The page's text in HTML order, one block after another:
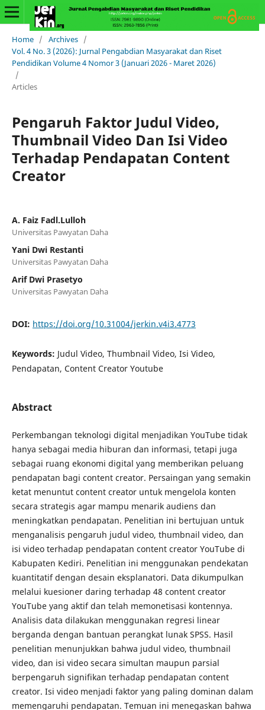
Home / Archives /
Vol. 4 No. 3 (2026): Jurnal Pengabdian Masyarakat dan Riset
Pendidikan Volume 4 Nomor 3 (Januari 2026 - Maret 2026)
/
Articles
Pengaruh Faktor Judul Video,
Thumbnail Video Dan Isi Video
Terhadap Pendapatan Content
Creator
A. Faiz Fadl.Lulloh
Universitas Pawyatan Daha
Yani Dwi Restanti
Universitas Pawyatan Daha
Arif Dwi Prasetyo
Universitas Pawyatan Daha
DOI: https://doi.org/10.31004/jerkin.v4i3.4773
Keywords: Judul Video, Thumbnail Video, Isi Video,
Pendapatan, Content Creator Youtube
Abstract
Perkembangan teknologi digital menjadikan YouTube tidak
hanya sebagai media hiburan dan informasi, tetapi juga
sebagai ruang ekonomi digital yang memberikan peluang
pendapatan bagi content creator. Persaingan yang semakin
ketat menuntut content creator untuk mengelola konten
secara strategis agar mampu menarik audiens dan
meningkatkan pendapatan. Penelitian ini bertujuan untuk
menganalisis pengaruh judul video, thumbnail video, dan
isi video terhadap pendapatan content creator YouTube di
Kabupaten Kediri. Penelitian ini menggunakan pendekatan
kuantitatif dengan desain eksplanatori. Data dikumpulkan
melalui kuesioner daring terhadap 48 content creator
YouTube yang aktif dan telah memonetisasi kontennya.
Analisis data dilakukan menggunakan regresi linear
berganda dengan bantuan perangkat lunak SPSS. Hasil
penelitian menunjukkan bahwa judul video, thumbnail
video, dan isi video secara simultan maupun parsial
berpengaruh signifikan terhadap pendapatan content
creator. Isi video menjadi faktor yang paling dominan dalam
memengaruhi pendapatan. Temuan ini menegaskan bahwa